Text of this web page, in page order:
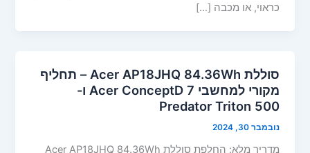
כראוי, או מכבה […]
סוללת Acer AP18JHQ 84.36Wh – תחליף
מקורי למחשבי Acer ConceptD 7 ו-
Predator Triton 500
נובמבר 30, 2024
מדריך מלא: החלפת סוללת Acer AP18JHQ 84.36Wh